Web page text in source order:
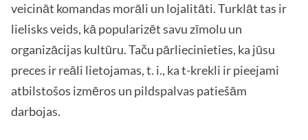
veicināt komandas morāli un lojalitāti. Turklāt tas ir
lielisks veids, kā popularizēt savu zīmolu un
organizācijas kultūru. Taču pārliecinieties, ka jūsu
preces ir reāli lietojamas, t. i., ka t-krekli ir pieejami
atbilstošos izmēros un pildspalvas patiešām
darbojas.